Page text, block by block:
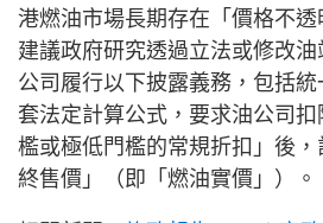
港燃油市場長期存在「價格不透
建議政府研究透過立法或修改
公司履行以下披露義務，包括
套法定計算公式，要求油公司
檻或極低門檻的常規折扣」後
終售價」（即「燃油實價」）。